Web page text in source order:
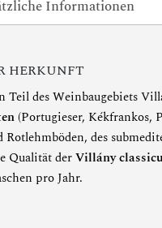
Informationen
HERKUNFT
des Weinbaugebiets
(Portugieser, Kékfrankos,
des
Qualität derVillány
pro Jahr.